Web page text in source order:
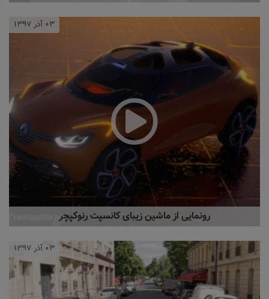
۰۳ آذر ۱۳۹۷
رونمایی از ماشین زیبای کانسپت رنوکپچر
۰۳ آذر ۱۳۹۷